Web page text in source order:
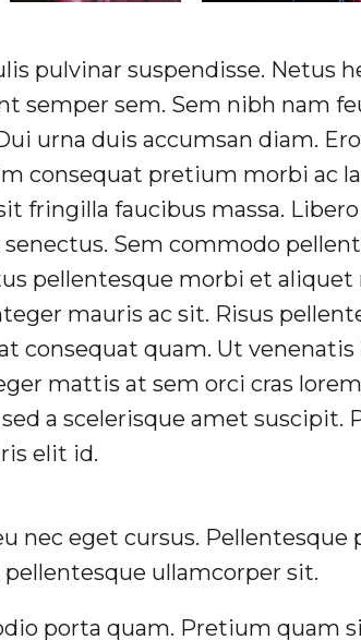
pulvinar suspendisse. Netus
semper sem. Sem nibh nam
urna duis accumsan diam.
consequat pretium morbi ac
fringilla faucibus massa.
Sem commodo
pellentesque morbi et
mauris ac sit. Risus
consequat quam. Ut
mattis at sem orci cras
a scelerisque amet suscipit.
elit id.
nec eget cursus. Pellentesque
ullamcorper sit.
porta quam. Pretium quam